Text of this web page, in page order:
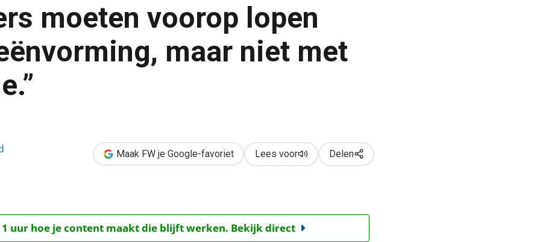
lopen met ideeënvorming, maar niet met innovatie.”
moeten voorop lopen
maar niet met
Maak FW je Google-favoriet Lees voor Delen
1 uur hoe je content maakt die blijft werken. Bekijk direct